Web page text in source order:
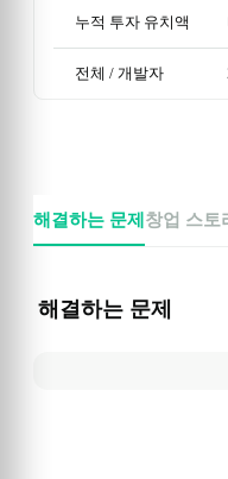
누적 투자 유치액
전체 / 개발자
해결하는 문제 창업 스토
해결하는 문제